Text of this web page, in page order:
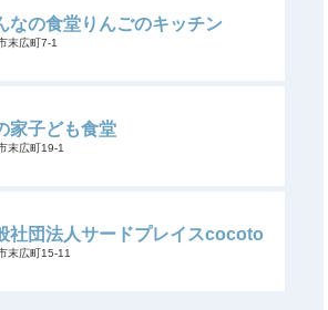
なの食堂りんごのキッチン
末広町7-1
家子ども食堂
末広町19-1
社団法人サードプレイスcocoto
末広町15-11